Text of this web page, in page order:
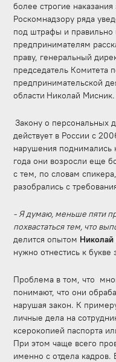
более строгие
Роскомнадзору ряда
под штрафы и правильно
предпринимателям
праву, генеральный
председатель Комитета
предпринимательской
области Николай Мисник.
Закону о персональных
действует в России с
нарушения поднимались
года они возросли еще
с тем, по словам
разобрались с
- Я думаю, меньше пяти
похвастаться тем, что
делится опытом
нужно отнестись к букве
Проблема в том, что
понимают, что они
нарушая закон. К
личные дела на
ксерокопией паспорта
При этом чаще всего
именно с отдела